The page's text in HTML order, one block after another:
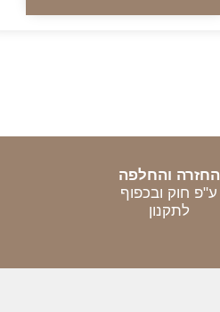
החזרה והחלפה
ע"פ חוק ובכפוף
לתקנון